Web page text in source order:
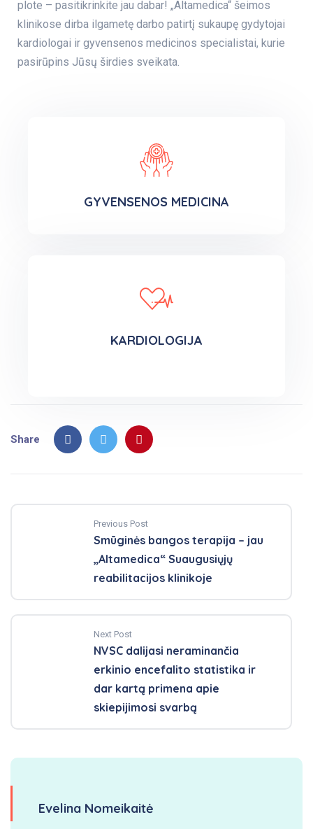
plote – pasitikrinkite jau dabar! „Altamedica“ šeimos
klinikose dirba ilgametę darbo patirtį sukaupę gydytojai
kardiologai ir gyvensenos medicinos specialistai, kurie
pasirūpins Jūsų širdies sveikata.
GYVENSENOS MEDICINA
KARDIOLOGIJA
Share
Previous Post
Smūginės bangos terapija – jau
„Altamedica“ Suaugusiųjų
reabilitacijos klinikoje
Next Post
NVSC dalijasi neraminančia
erkinio encefalito statistika ir
dar kartą primena apie
skiepijimosi svarbą
Evelina Nomeikaitė